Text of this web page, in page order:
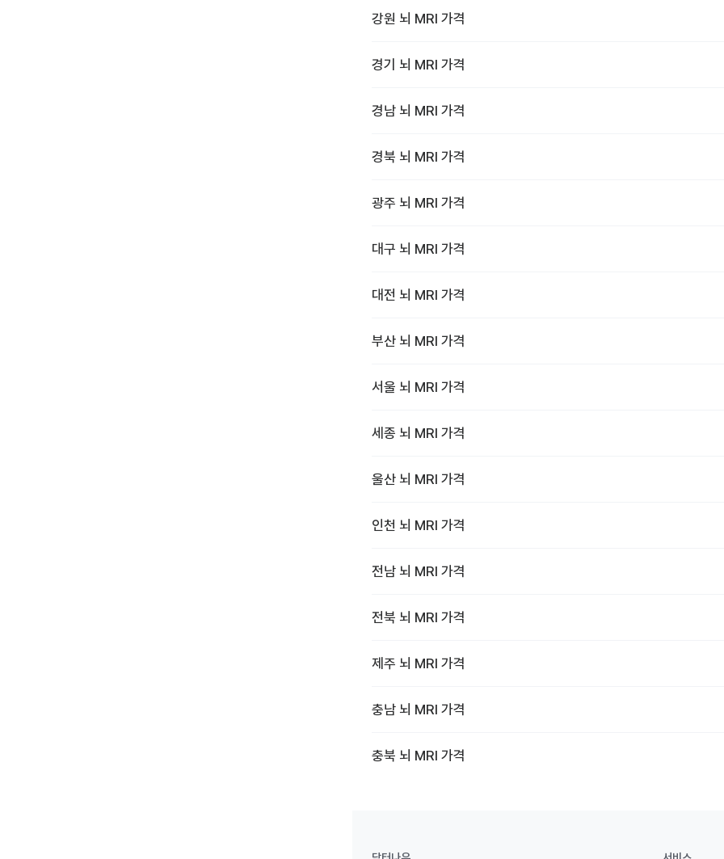
강원 뇌 MRI 가격
경기 뇌 MRI 가격
경남 뇌 MRI 가격
경북 뇌 MRI 가격
광주 뇌 MRI 가격
대구 뇌 MRI 가격
대전 뇌 MRI 가격
부산 뇌 MRI 가격
서울 뇌 MRI 가격
세종 뇌 MRI 가격
울산 뇌 MRI 가격
인천 뇌 MRI 가격
전남 뇌 MRI 가격
전북 뇌 MRI 가격
제주 뇌 MRI 가격
충남 뇌 MRI 가격
충북 뇌 MRI 가격